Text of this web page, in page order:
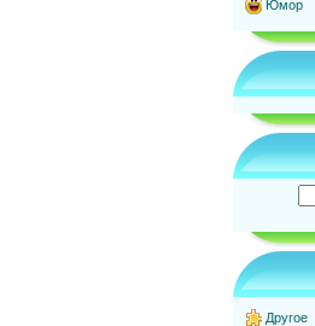
Юмор
Другое